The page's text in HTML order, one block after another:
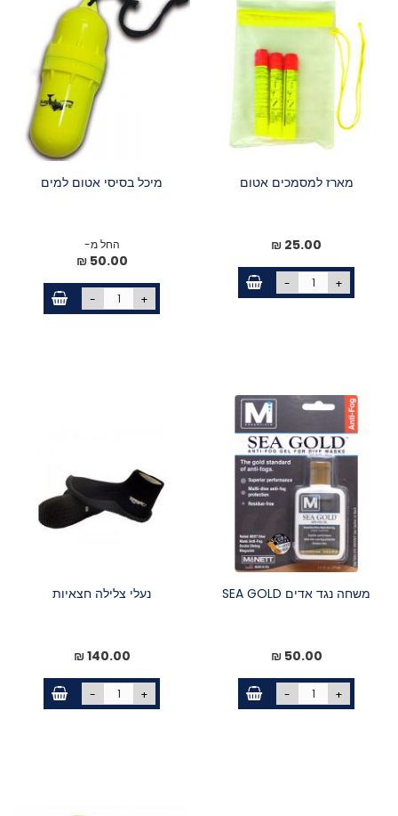
מארז למסמכים אטום
25.00 ₪
- +
מיכל בסיסי אטום למים
החל מ-
50.00 ₪
- +
משחה נגד אדים SEA GOLD
50.00 ₪
- +
נעלי צלילה חצאיות
140.00 ₪
- +